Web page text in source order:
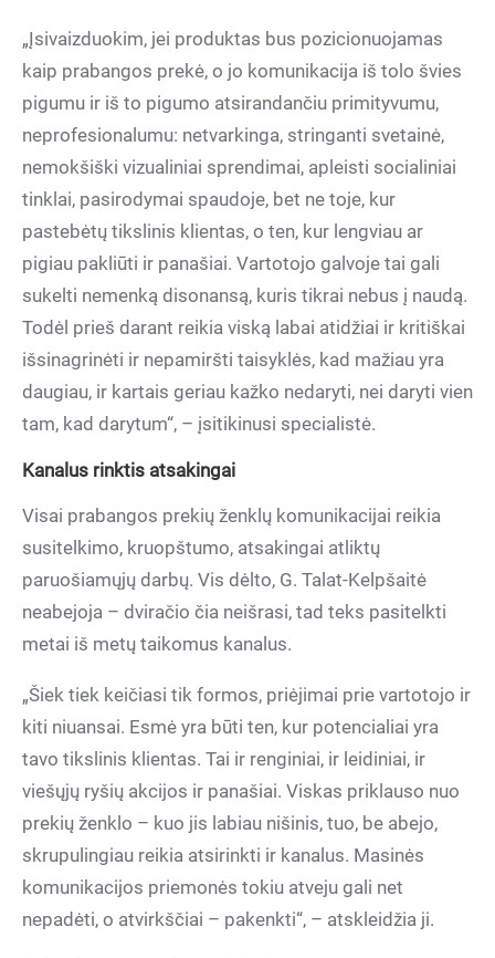
„Įsivaizduokim, jei produktas bus pozicionuojamas
kaip prabangos prekė, o jo komunikacija iš tolo švies
pigumu ir iš to pigumo atsirandančiu primityvumu,
neprofesionalumu: netvarkinga, stringanti svetainė,
nemokšiški vizualiniai sprendimai, apleisti socialiniai
tinklai, pasirodymai spaudoje, bet ne toje, kur
pastebėtų tikslinis klientas, o ten, kur lengviau ar
pigiau pakliūti ir panašiai. Vartotojo galvoje tai gali
sukelti nemenką disonansą, kuris tikrai nebus į naudą.
Todėl prieš darant reikia viską labai atidžiai ir kritiškai
išsinagrinėti ir nepamiršti taisyklės, kad mažiau yra
daugiau, ir kartais geriau kažko nedaryti, nei daryti vien
tam, kad darytum“, – įsitikinusi specialistė.
Kanalus rinktis atsakingai
Visai prabangos prekių ženklų komunikacijai reikia
susitelkimo, kruopštumo, atsakingai atliktų
paruošiamųjų darbų. Vis dėlto, G. Talat-Kelpšaitė
neabejoja – dviračio čia neišrasi, tad teks pasitelkti
metai iš metų taikomus kanalus.
„Šiek tiek keičiasi tik formos, priėjimai prie vartotojo ir
kiti niuansai. Esmė yra būti ten, kur potencialiai yra
tavo tikslinis klientas. Tai ir renginiai, ir leidiniai, ir
viešųjų ryšių akcijos ir panašiai. Viskas priklauso nuo
prekių ženklo – kuo jis labiau nišinis, tuo, be abejo,
skrupulingiau reikia atsirinkti ir kanalus. Masinės
komunikacijos priemonės tokiu atveju gali net
nepadėti, o atvirkščiai – pakenkti“, – atskleidžia ji.